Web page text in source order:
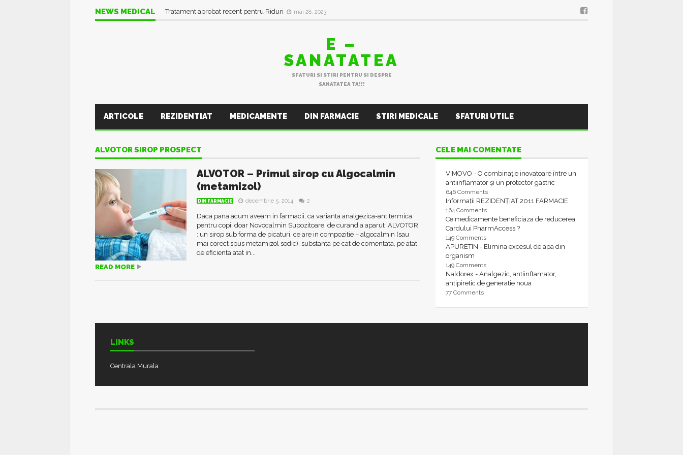
NEWS MEDICAL Tratament aprobat recent pentru Riduri mai 28, 2023
E –
SANATATEA
SFATURI SI STIRI PENTRU SI DESPRE
SANATATEA TA!!!
ARTICOLE REZIDENTIAT MEDICAMENTE DIN FARMACIE STIRI MEDICALE SFATURI UTILE
ALVOTOR SIROP PROSPECT
ALVOTOR – Primul sirop cu Algocalmin
(metamizol)
DIN FARMACIE decembrie 5, 2014 2
Daca pana acum aveam in farmacii, ca varianta analgezica-antitermica
pentru copii doar Novocalmin Supozitoare, de curand a aparut ALVOTOR
: un sirop sub forma de picaturi, ce are in compozitie – algocalmin (sau
mai corect spus metamizol sodic), substanta pe cat de comentata, pe atat
de eficienta atat in...
READ MORE
CELE MAI COMENTATE
VIMOVO - O combinație inovatoare între un
antiinflamator și un protector gastric
646 Comments
Informații REZIDENȚIAT 2011 FARMACIE
164 Comments
Ce medicamente beneficiaza de reducerea
Cardului PharmAccess ?
149 Comments
APURETIN - Elimina excesul de apa din
organism
149 Comments
Naldorex - Analgezic, antiinflamator,
antipiretic de generatie noua
77 Comments
LINKS
Centrala Murala